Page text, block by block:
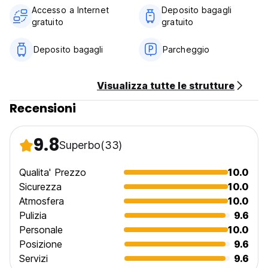
-Le cancellazioni effettuate meno di 10 giorni prima della
data di arrivo comportano un addebito del 100% della
tariffa. (ovvero non è previsto alcun rimborso).
6. Limitazioni di età: Sì, oltre gli 8 anni
8. Non sono ammessi animali domestici (Auto-translated
from original language)
Accesso a Internet
gratuito
Deposito bagagli
gratuito
Deposito bagagli Parcheggio
Visualizza tutte le strutture
Recensioni
9.8Superbo(33)
Qualita' Prezzo
10.0
Sicurezza
10.0
Atmosfera
10.0
Pulizia
9.6
Personale
10.0
Posizione
9.6
Servizi
9.6